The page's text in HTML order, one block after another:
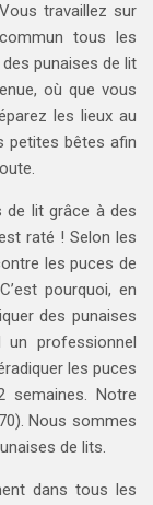
travaillez sur
tous les
punaises de lit
où que vous
les lieux au
petites bêtes afin
de lit grâce à des
raté ! Selon les
les puces de
pourquoi, en
des punaises
professionnel
les puces
Notre
Nous sommes
de lits.
dans tous les